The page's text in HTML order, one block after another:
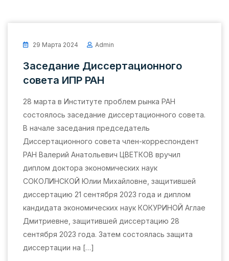
29 Марта 2024 Admin
Заседание Диссертационного
совета ИПР РАН
28 марта в Институте проблем рынка РАН
состоялось заседание диссертационного совета.
В начале заседания председатель
Диссертационного совета член-корреспондент
РАН Валерий Анатольевич ЦВЕТКОВ вручил
диплом доктора экономических наук
СОКОЛИНСКОЙ Юлии Михайловне, защитившей
диссертацию 21 сентября 2023 года и диплом
кандидата экономических наук КОКУРИНОЙ Аглае
Дмитриевне, защитившей диссертацию 28
сентября 2023 года. Затем состоялась защита
диссертации на […]